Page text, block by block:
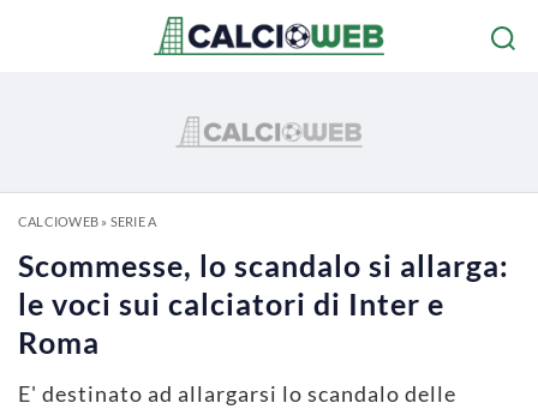
CALCIOWEB» SERIE A
Scommesse, lo scandalo si allarga:
le voci sui calciatori di Inter e
Roma
E' destinato ad allargarsi lo scandalo delle